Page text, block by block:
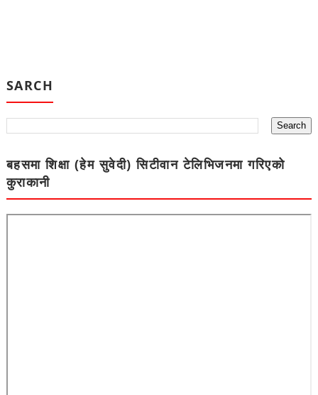
SARCH
बहसमा शिक्षा (हेम सुवेदी) सिटीवान टेलिभिजनमा गरिएको
कुराकानी